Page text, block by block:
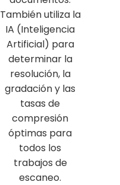
También utiliza la
IA (Inteligencia
Artificial) para
determinar la
resolución, la
gradación y las
tasas de
compresión
óptimas para
todos los
trabajos de
escaneo.